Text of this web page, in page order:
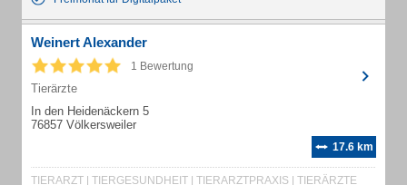
Weinert Alexander
1 Bewertung
Tierärzte
In den Heidenäckern 5
76857 Völkersweiler
17.6 km
TIERARZT | TIERGESUNDHEIT | TIERARZTPRAXIS | TIERÄRZTE